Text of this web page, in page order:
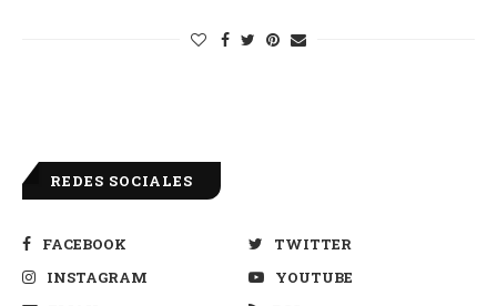
REDES SOCIALES
FACEBOOK
TWITTER
INSTAGRAM
YOUTUBE